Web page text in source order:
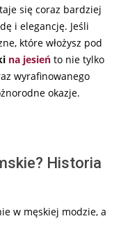
się coraz bardziej
i elegancję. Jeśli
które włożysz pod
na jesień to nie tylko
wyrafinowanego
okazje.
Historia
w męskiej modzie, a